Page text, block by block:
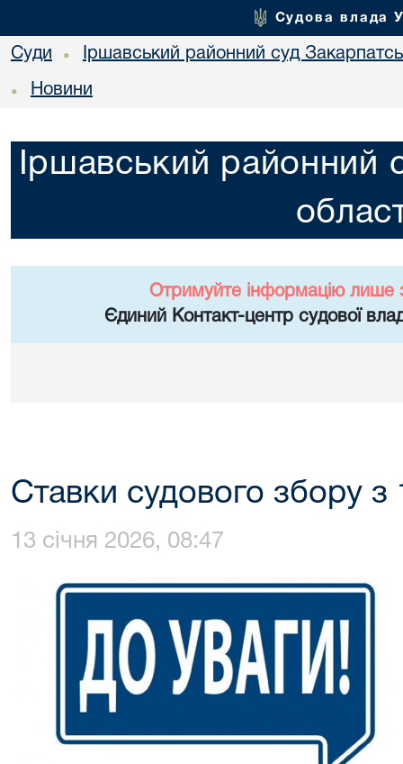
Судова влада
Суди • Іршавський районний суд
• Новини
Іршавський районний
Отримуйте інформацію лише
Єдиний Контакт-центр судової
Ставки судового збору з
13 січня 2026, 08:47